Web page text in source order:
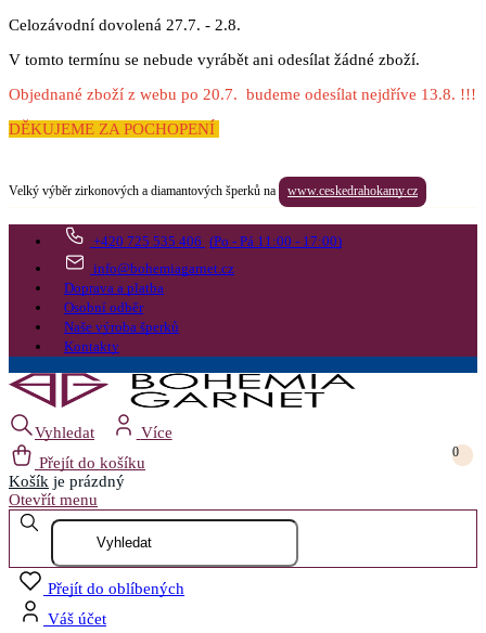
Celozávodní dovolená 27.7. - 2.8.
V tomto termínu se nebude vyrábět ani odesílat žádné zboží.
Objednané zboží z webu po 20.7. budeme odesílat nejdříve 13.8. !!!
DĚKUJEME ZA POCHOPENÍ
Velký výběr zirkonových a diamantových šperků na www.ceskedrahokamy.cz
+420 725 535 406 (Po - Pá 11:00 - 17:00)
info@bohemiagarnet.cz
Doprava a platba
Osobní odběr
Naše výroba šperků
Kontakty
Vyhledat
Více
Přejít do košíku
0
Košík je prázdný
Otevřít menu
Přejít do oblíbených
Váš účet